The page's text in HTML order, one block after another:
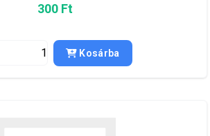
300 Ft
Kosárba